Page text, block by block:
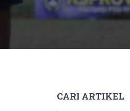
CARI ARTIKEL